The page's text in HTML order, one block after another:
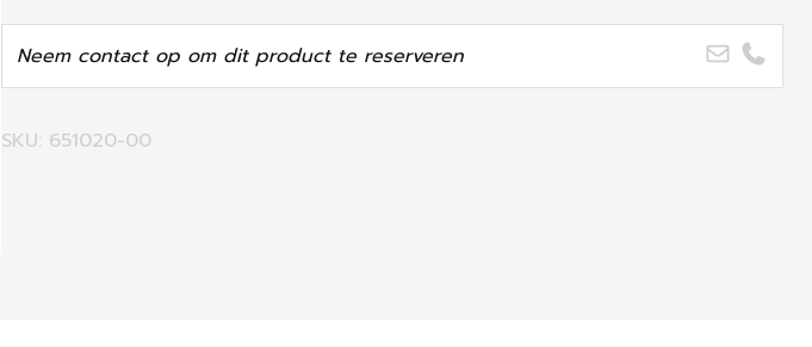
Neem contact op om dit product te reserveren
SKU: 651020-00